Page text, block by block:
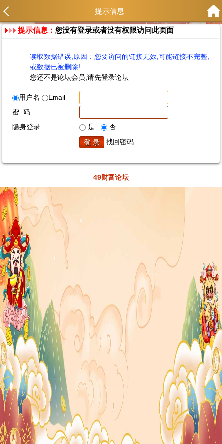
提示信息
提示信息：您没有登录或者没有权限访问此页面
读取数据错误,原因：您要访问的链接无效,可能链接不完整,
或数据已被删除!
您还不是论坛会员,请先登录论坛
用户名
Email
密 码
隐身登录
是
否
找回密码
49财富论坛